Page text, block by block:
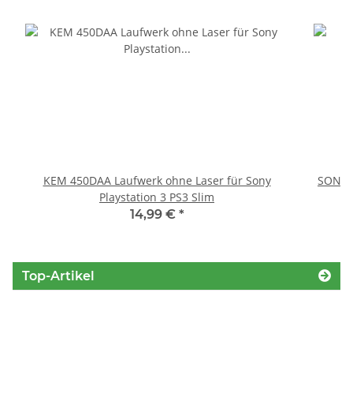
KEM 450DAA Laufwerk ohne Laser für Sony
Playstation 3 PS3 Slim
14,99 € *
Top-Artikel